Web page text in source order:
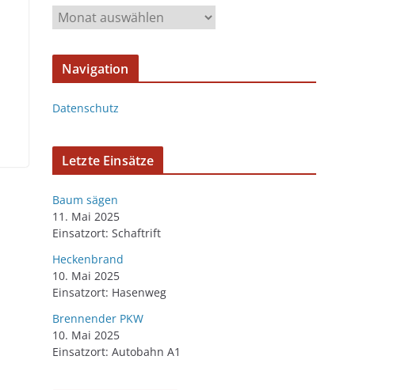
Navigation
Datenschutz
Letzte Einsätze
Baum sägen
11. Mai 2025
Einsatzort: Schaftrift
Heckenbrand
10. Mai 2025
Einsatzort: Hasenweg
Brennender PKW
10. Mai 2025
Einsatzort: Autobahn A1